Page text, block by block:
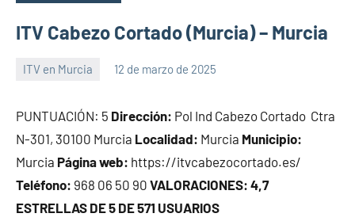
ITV Cabezo Cortado (Murcia) – Murcia
ITV en Murcia 12 de marzo de 2025
PUNTUACIÓN: 5 Dirección: Pol Ind Cabezo Cortado  Ctra
N-301, 30100 Murcia Localidad: Murcia Municipio:
Murcia Página web: https://itvcabezocortado.es/
Teléfono: 968 06 50 90 VALORACIONES: 4,7
ESTRELLAS DE 5 DE 571 USUARIOS